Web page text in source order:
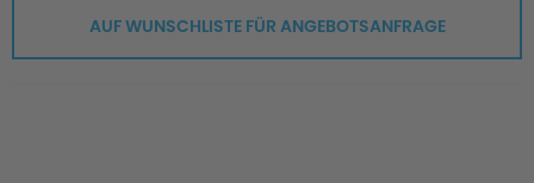
AUF WUNSCHLISTE FÜR ANGEBOTSANFRAGE